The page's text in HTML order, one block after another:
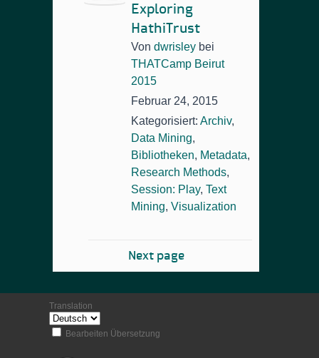
Exploring
HathiTrust
Von dwrisley bei
THATCamp Beirut
2015
Februar 24, 2015
Kategorisiert: Archiv,
Data Mining,
Bibliotheken, Metadata,
Research Methods,
Session: Play, Text
Mining, Visualization
Next page
Translation
Bearbeiten Übersetzung